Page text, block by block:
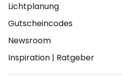
Lichtplanung
Gutscheincodes
Newsroom
Inspiration | Ratgeber